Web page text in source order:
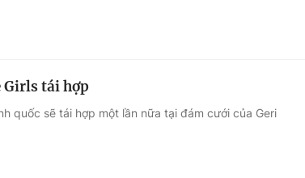
Girls tái hợp
quốc sẽ tái hợp một lần nữa tại đám cưới của Geri